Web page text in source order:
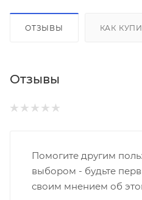
ОТЗЫВЫ КАК
Отзывы
Помогите другим
выбором - будьте
своим мнением об